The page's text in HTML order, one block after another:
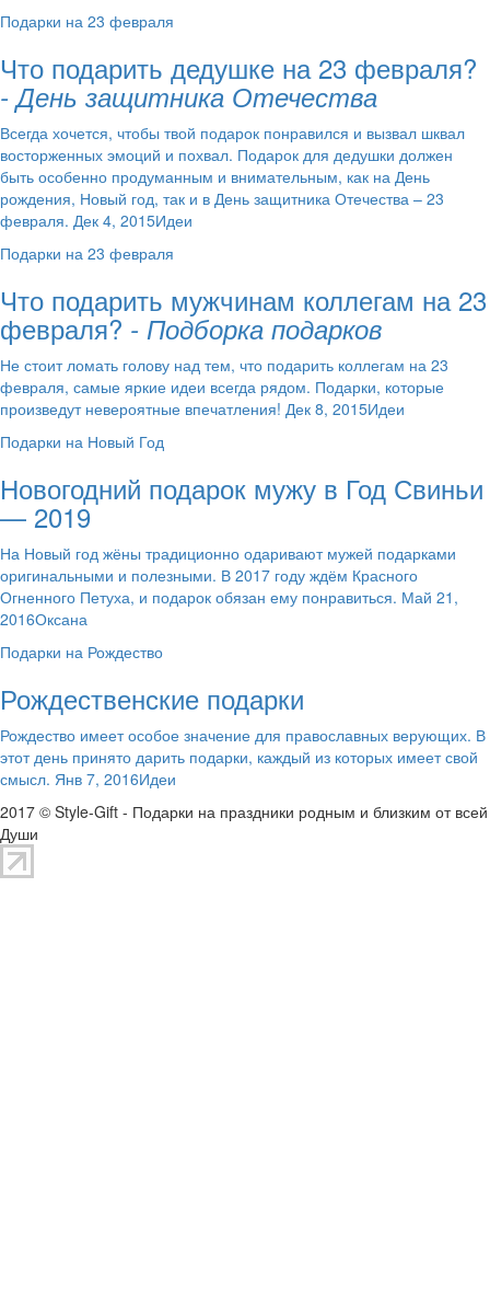
Подарки на 23 февраля
Что подарить дедушке на 23 февраля?
- День защитника Отечества
Всегда хочется, чтобы твой подарок понравился и вызвал шквал
восторженных эмоций и похвал. Подарок для дедушки должен
быть особенно продуманным и внимательным, как на День
рождения, Новый год, так и в День защитника Отечества – 23
февраля. Дек 4, 2015Идеи
Подарки на 23 февраля
Что подарить мужчинам коллегам на 23
февраля? - Подборка подарков
Не стоит ломать голову над тем, что подарить коллегам на 23
февраля, самые яркие идеи всегда рядом. Подарки, которые
произведут невероятные впечатления! Дек 8, 2015Идеи
Подарки на Новый Год
Новогодний подарок мужу в Год Свиньи
— 2019
На Новый год жёны традиционно одаривают мужей подарками
оригинальными и полезными. В 2017 году ждём Красного
Огненного Петуха, и подарок обязан ему понравиться. Май 21,
2016Оксана
Подарки на Рождество
Рождественские подарки
Рождество имеет особое значение для православных верующих. В
этот день принято дарить подарки, каждый из которых имеет свой
смысл. Янв 7, 2016Идеи
2017 © Style-Gift - Подарки на праздники родным и близким от всей
Души